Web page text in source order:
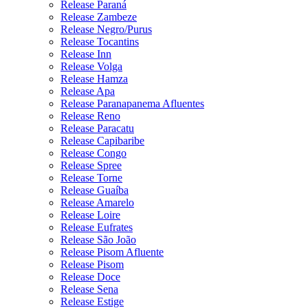
Release Paraná
Release Zambeze
Release Negro/Purus
Release Tocantins
Release Inn
Release Volga
Release Hamza
Release Apa
Release Paranapanema Afluentes
Release Reno
Release Paracatu
Release Capibaribe
Release Congo
Release Spree
Release Torne
Release Guaíba
Release Amarelo
Release Loire
Release Eufrates
Release São João
Release Pisom Afluente
Release Pisom
Release Doce
Release Sena
Release Estige